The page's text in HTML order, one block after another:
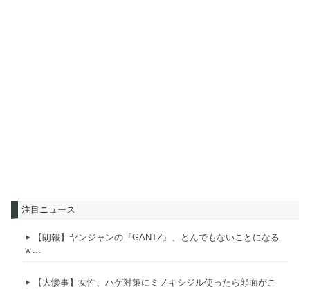
注目ニュース
【朗報】ヤンジャンの『GANTZ』、とんでもないことになる
ｗ...
【大惨事】女性、ハゲ対策にミノキシジル使ったら顔面がこ